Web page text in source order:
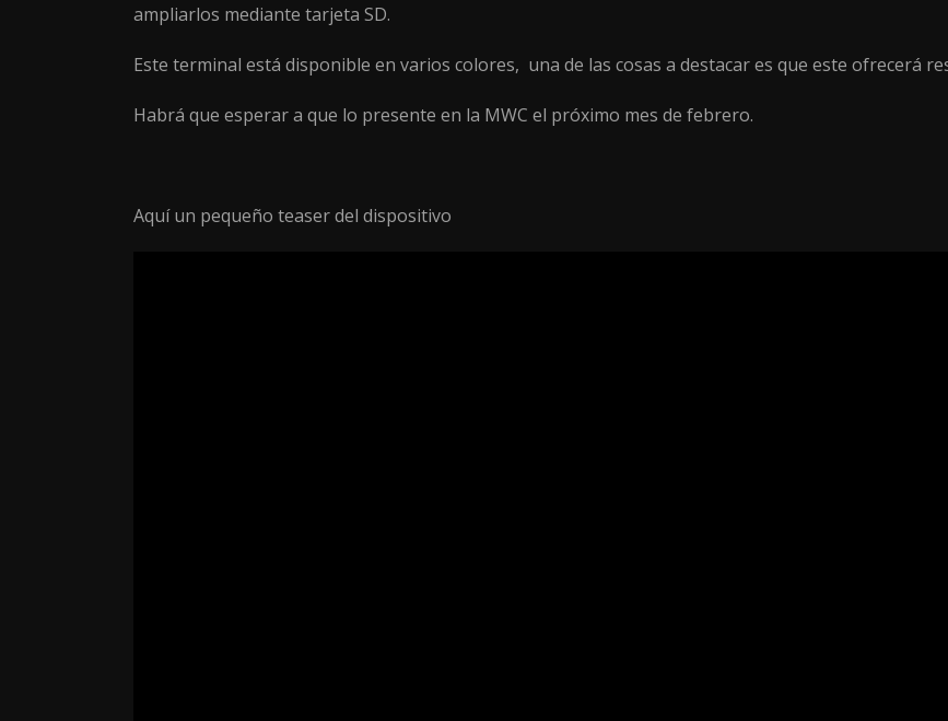
ampliarlos mediante tarjeta SD.
Este terminal está disponible en varios colores, una de las cosas a destacar es que este ofrecerá
Habrá que esperar a que lo presente en la MWC el próximo mes de febrero.
Aquí un pequeño teaser del dispositivo